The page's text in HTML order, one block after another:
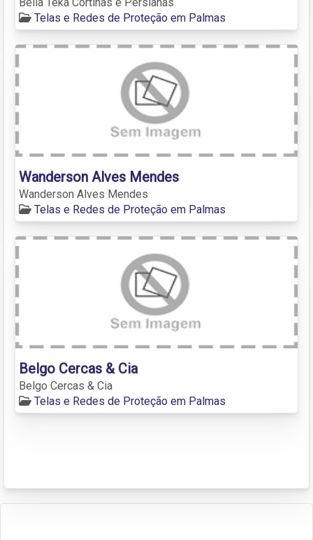
Telas e Redes de Proteção em Palmas
Wanderson Alves Mendes
Wanderson Alves Mendes
Telas e Redes de Proteção em Palmas
Belgo Cercas & Cia
Belgo Cercas & Cia
Telas e Redes de Proteção em Palmas